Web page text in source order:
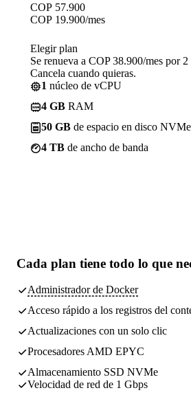
COP 57.900
COP 19.900/mes
Elegir plan
Se renueva a COP 38.900/mes por 2
Cancela cuando quieras.
1 núcleo de vCPU
4 GB RAM
50 GB de espacio en disco NVMe
4 TB de ancho de banda
Cada plan tiene todo lo que
Administrador de Docker
Acceso rápido a los registros del
Actualizaciones con un solo clic
Procesadores AMD EPYC
Almacenamiento SSD NVMe
Velocidad de red de 1 Gbps